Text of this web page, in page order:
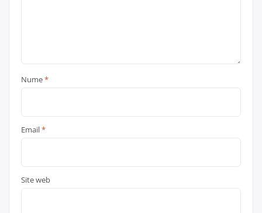
Nume*
Email*
Site web